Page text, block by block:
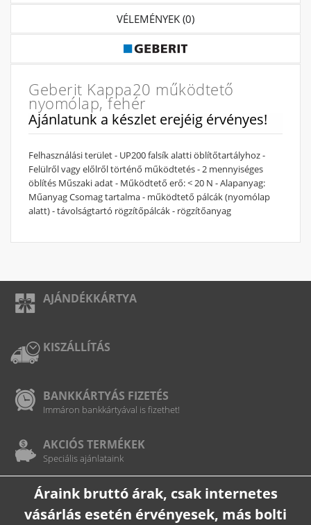
VÉLEMÉNYEK (0)
Geberit Kappa20 működtető
nyomólap, fehér
Ajánlatunk a készlet erejéig érvényes!
Felhasználási terület - UP200 falsík alatti öblítőtartályhoz -
Felülről vagy előlről történő működtetés - 2 mennyiséges
öblítés Műszaki adat - Működtető erő: < 20 N - Alapanyag:
Műanyag Csomag tartalma - működtető pálcák (nyomólap
alatt) - távolságtartó rögzítőpálcák - rögzítőanyag
AJÁNDÉKKÁRTYA
KISZÁLLÍTÁS
BANKKÁRTYÁS FIZETÉS
Immáron bankkártyával is fizethet!
AKCIÓS TERMÉKEK
Speciális ajánlataink
Áraink bruttó árak, csak internetes
vásárlás esetén érvényesek, más bolti